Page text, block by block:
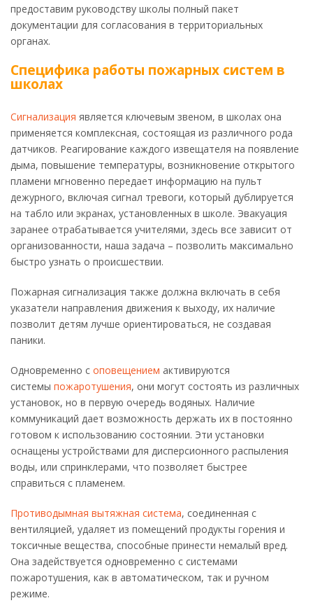
предоставим руководству школы полный пакет
документации для согласования в территориальных
органах.
Специфика работы пожарных систем в
школах
Сигнализация является ключевым звеном, в школах она
применяется комплексная, состоящая из различного рода
датчиков. Реагирование каждого извещателя на появление
дыма, повышение температуры, возникновение открытого
пламени мгновенно передает информацию на пульт
дежурного, включая сигнал тревоги, который дублируется
на табло или экранах, установленных в школе. Эвакуация
заранее отрабатывается учителями, здесь все зависит от
организованности, наша задача – позволить максимально
быстро узнать о происшествии.
Пожарная сигнализация также должна включать в себя
указатели направления движения к выходу, их наличие
позволит детям лучше ориентироваться, не создавая
паники.
Одновременно с оповещением активируются
системы пожаротушения, они могут состоять из различных
установок, но в первую очередь водяных. Наличие
коммуникаций дает возможность держать их в постоянно
готовом к использованию состоянии. Эти установки
оснащены устройствами для дисперсионного распыления
воды, или спринклерами, что позволяет быстрее
справиться с пламенем.
Противодымная вытяжная система, соединенная с
вентиляцией, удаляет из помещений продукты горения и
токсичные вещества, способные принести немалый вред.
Она задействуется одновременно с системами
пожаротушения, как в автоматическом, так и ручном
режиме.